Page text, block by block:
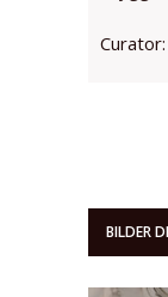
BILDER